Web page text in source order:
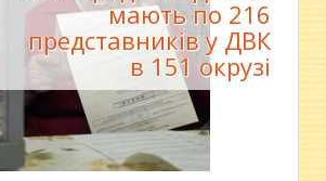
мають по 216
представників у ДВК
в 151 окрузі